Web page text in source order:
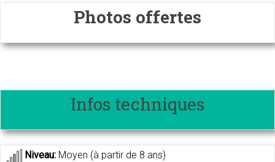
Photos offertes
Infos techniques
Niveau: Moyen (à partir de 8 ans)